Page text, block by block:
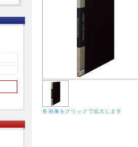
各画像をクリックで拡大します